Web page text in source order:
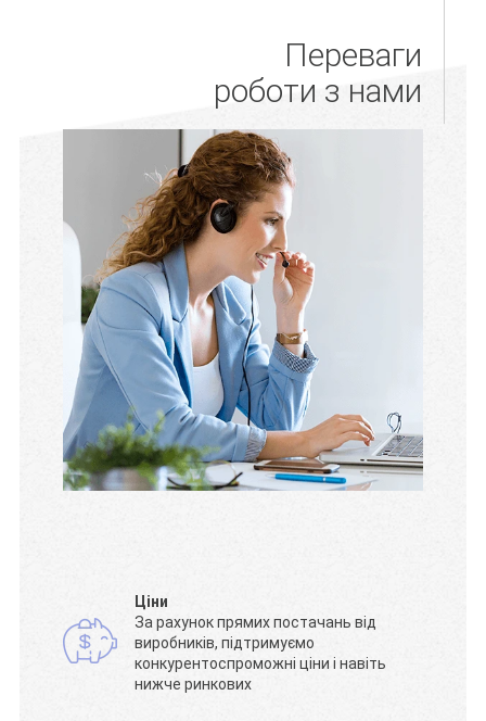
Переваги
роботи з нами
Ціни
За рахунок прямих постачань від
виробників, підтримуємо
конкурентоспроможні ціни і навіть
нижче ринкових